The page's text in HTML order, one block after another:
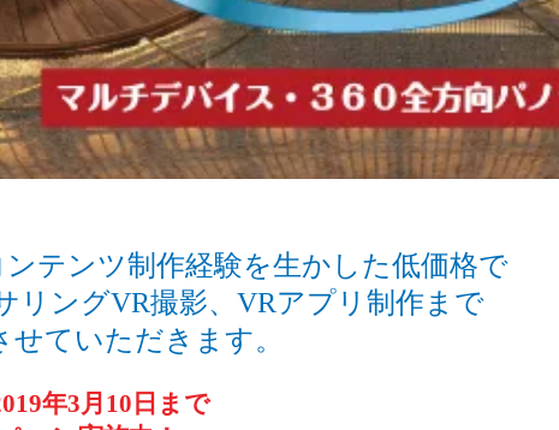
ンテンツ制作経験を生かした低価格で
リングVR撮影、VRアプリ制作まで
ていただきます。
年3月10日まで